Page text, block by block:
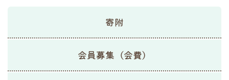
2025年度チラシ
寄附
会員募集（会費）